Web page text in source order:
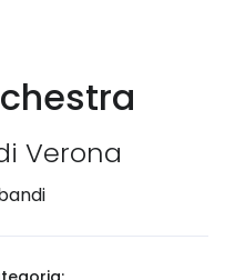
Verona